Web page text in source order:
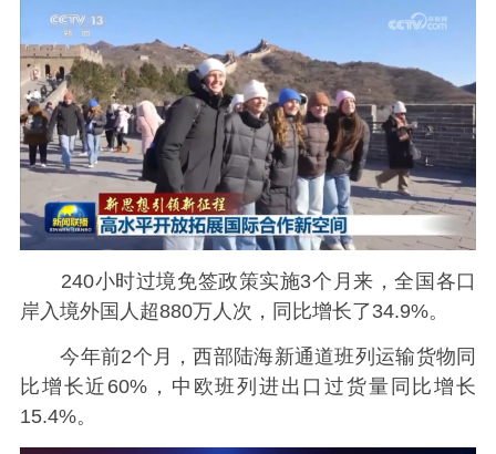
240小时过境免签政策实施3个月来，全国各口
岸入境外国人超880万人次，同比增长了34.9%。
今年前2个月，西部陆海新通道班列运输货物同
比增长近60%，中欧班列进出口过货量同比增长
15.4%。